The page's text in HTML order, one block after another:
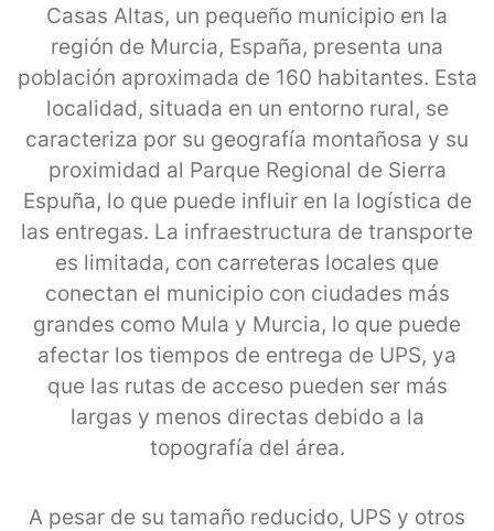
Casas Altas, un pequeño municipio en la
región de Murcia, España, presenta una
población aproximada de 160 habitantes. Esta
localidad, situada en un entorno rural, se
caracteriza por su geografía montañosa y su
proximidad al Parque Regional de Sierra
Espuña, lo que puede influir en la logística de
las entregas. La infraestructura de transporte
es limitada, con carreteras locales que
conectan el municipio con ciudades más
grandes como Mula y Murcia, lo que puede
afectar los tiempos de entrega de UPS, ya
que las rutas de acceso pueden ser más
largas y menos directas debido a la
topografía del área.
A pesar de su tamaño reducido, UPS y otros